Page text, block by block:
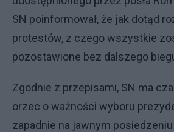
SN poinformował, że jak dotąd
protestów, z czego wszystkie
pozostawione bez dalszego
Zgodnie z przepisami, SN ma
orzec o ważności wyboru
zapadnie na jawnym